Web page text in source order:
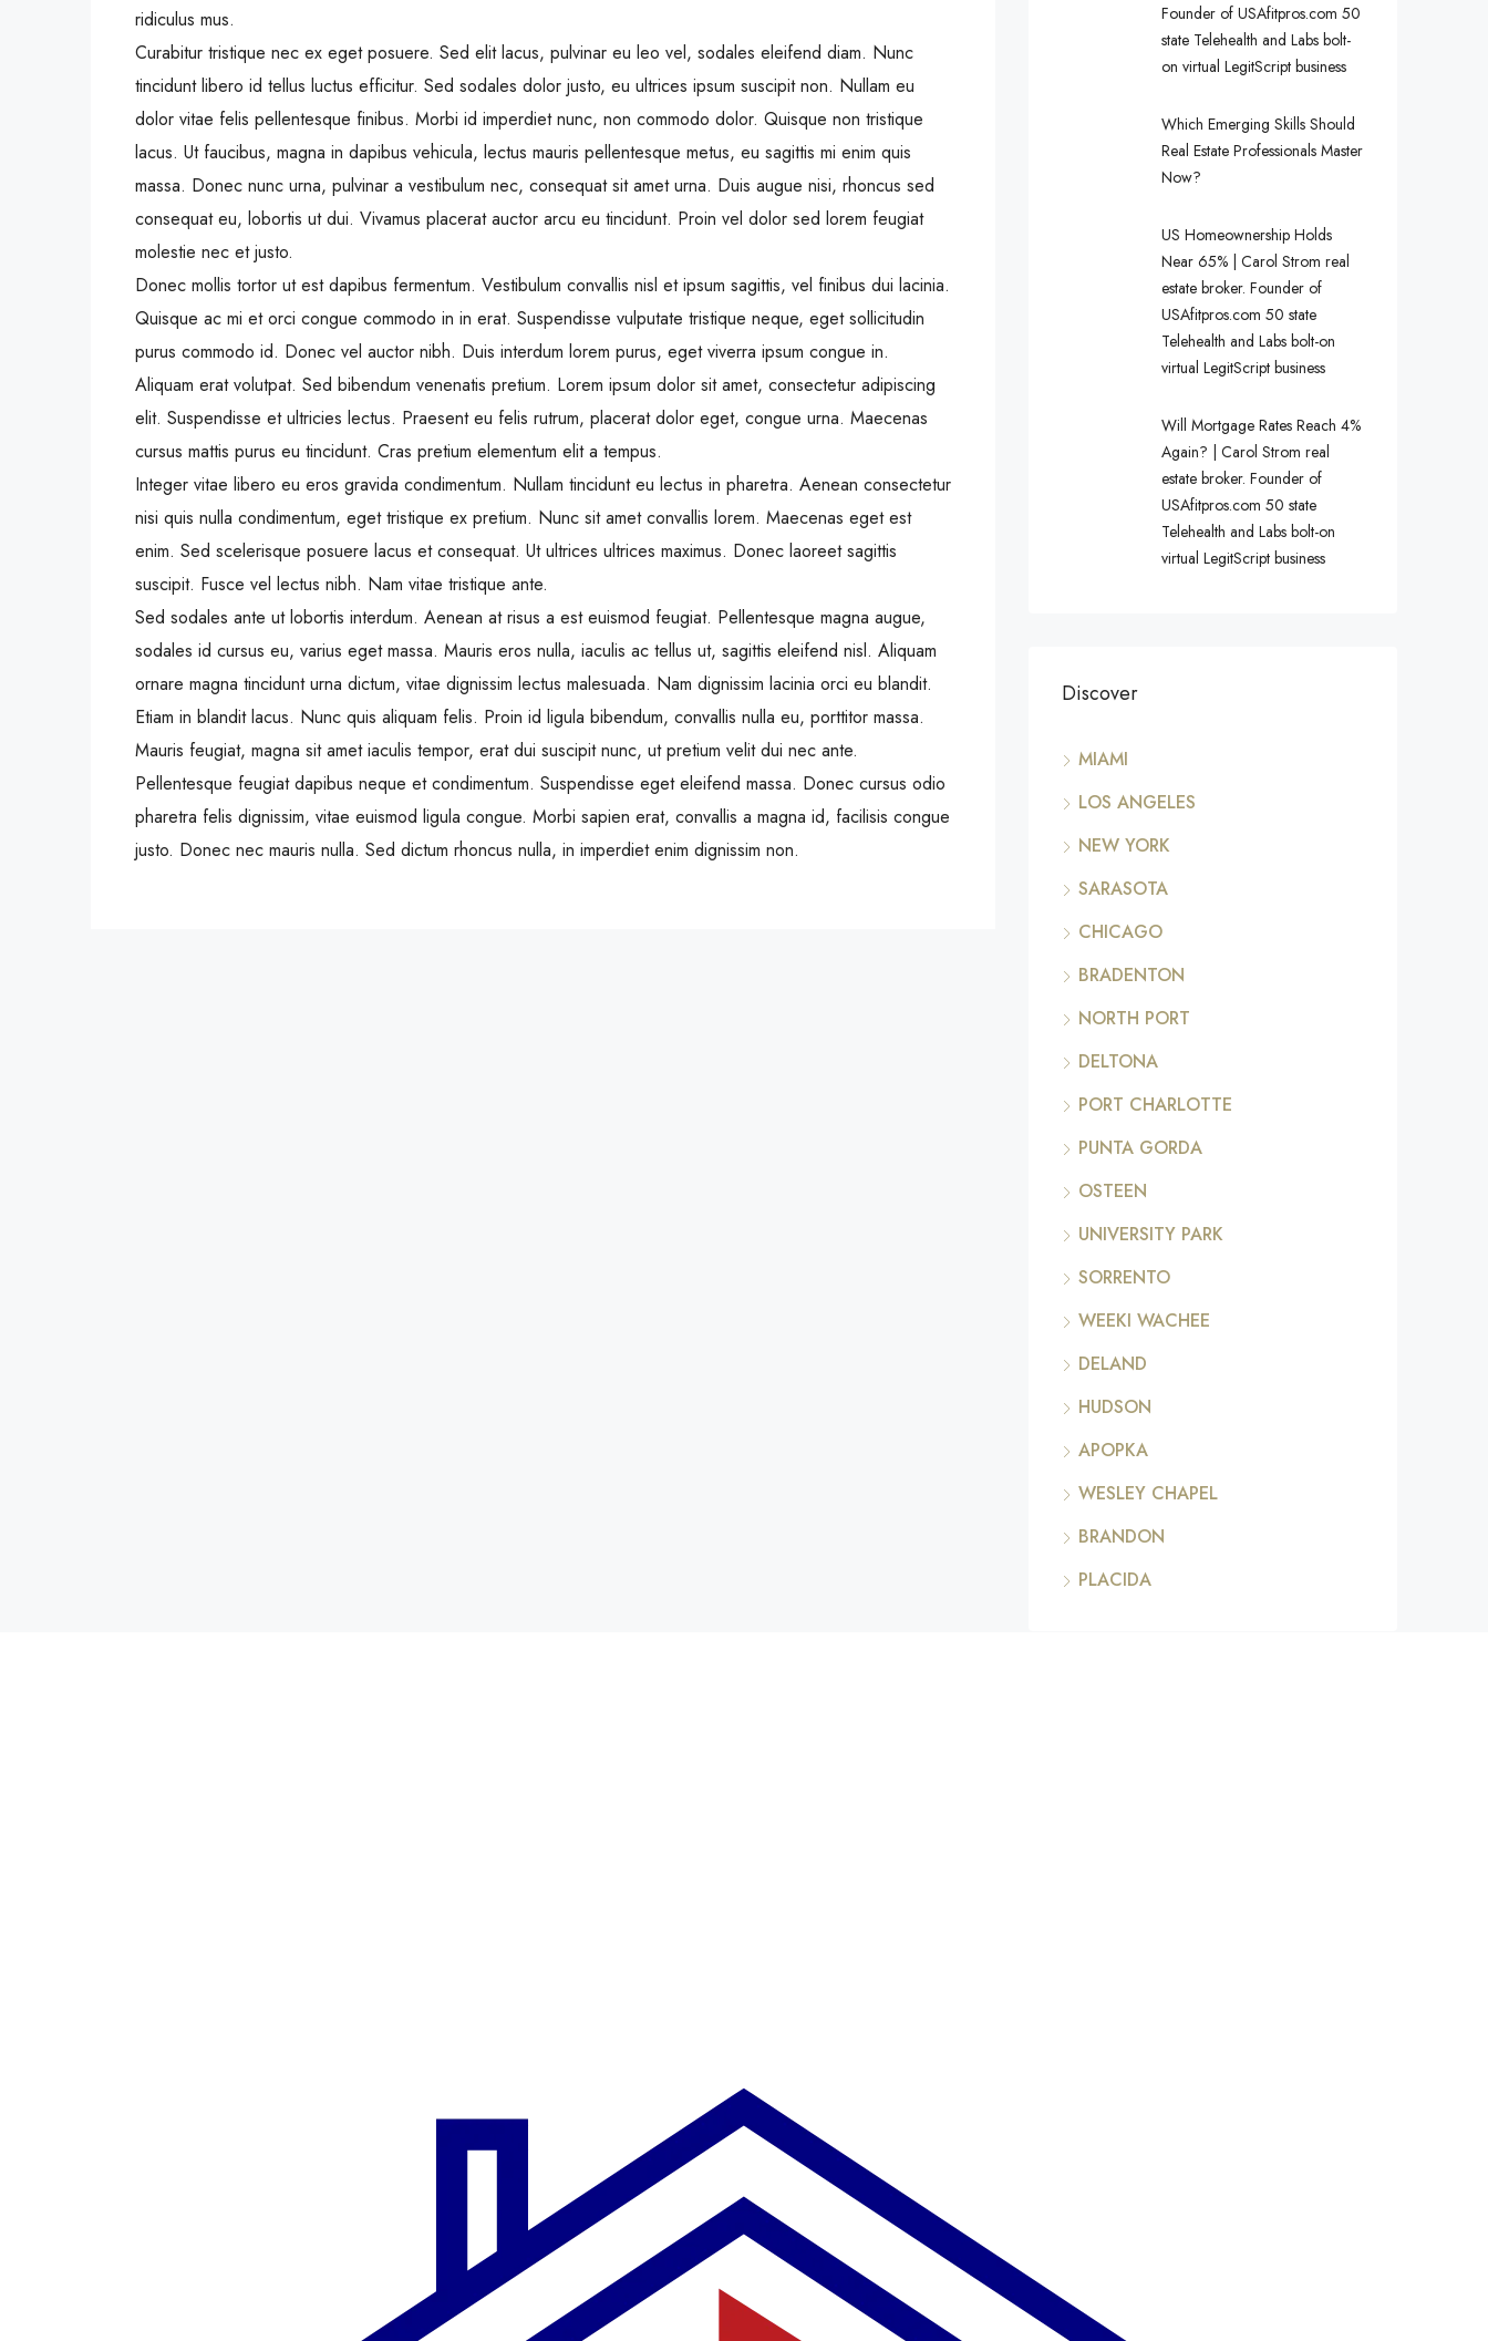
ridiculus mus.
Curabitur tristique nec ex eget posuere. Sed elit lacus, pulvinar eu leo vel, sodales eleifend diam. Nunc
tincidunt libero id tellus luctus efficitur. Sed sodales dolor justo, eu ultrices ipsum suscipit non. Nullam eu
dolor vitae felis pellentesque finibus. Morbi id imperdiet nunc, non commodo dolor. Quisque non tristique
lacus. Ut faucibus, magna in dapibus vehicula, lectus mauris pellentesque metus, eu sagittis mi enim quis
massa. Donec nunc urna, pulvinar a vestibulum nec, consequat sit amet urna. Duis augue nisi, rhoncus sed
consequat eu, lobortis ut dui. Vivamus placerat auctor arcu eu tincidunt. Proin vel dolor sed lorem feugiat
molestie nec et justo.
Donec mollis tortor ut est dapibus fermentum. Vestibulum convallis nisl et ipsum sagittis, vel finibus dui lacinia.
Quisque ac mi et orci congue commodo in in erat. Suspendisse vulputate tristique neque, eget sollicitudin
purus commodo id. Donec vel auctor nibh. Duis interdum lorem purus, eget viverra ipsum congue in.
Aliquam erat volutpat. Sed bibendum venenatis pretium. Lorem ipsum dolor sit amet, consectetur adipiscing
elit. Suspendisse et ultricies lectus. Praesent eu felis rutrum, placerat dolor eget, congue urna. Maecenas
cursus mattis purus eu tincidunt. Cras pretium elementum elit a tempus.
Integer vitae libero eu eros gravida condimentum. Nullam tincidunt eu lectus in pharetra. Aenean consectetur
nisi quis nulla condimentum, eget tristique ex pretium. Nunc sit amet convallis lorem. Maecenas eget est
enim. Sed scelerisque posuere lacus et consequat. Ut ultrices ultrices maximus. Donec laoreet sagittis
suscipit. Fusce vel lectus nibh. Nam vitae tristique ante.
Sed sodales ante ut lobortis interdum. Aenean at risus a est euismod feugiat. Pellentesque magna augue,
sodales id cursus eu, varius eget massa. Mauris eros nulla, iaculis ac tellus ut, sagittis eleifend nisl. Aliquam
ornare magna tincidunt urna dictum, vitae dignissim lectus malesuada. Nam dignissim lacinia orci eu blandit.
Etiam in blandit lacus. Nunc quis aliquam felis. Proin id ligula bibendum, convallis nulla eu, porttitor massa.
Mauris feugiat, magna sit amet iaculis tempor, erat dui suscipit nunc, ut pretium velit dui nec ante.
Pellentesque feugiat dapibus neque et condimentum. Suspendisse eget eleifend massa. Donec cursus odio
pharetra felis dignissim, vitae euismod ligula congue. Morbi sapien erat, convallis a magna id, facilisis congue
justo. Donec nec mauris nulla. Sed dictum rhoncus nulla, in imperdiet enim dignissim non.
Founder of USAfitpros.com 50
state Telehealth and Labs bolt-
on virtual LegitScript business
Which Emerging Skills Should
Real Estate Professionals Master
Now?
US Homeownership Holds
Near 65% | Carol Strom real
estate broker. Founder of
USAfitpros.com 50 state
Telehealth and Labs bolt-on
virtual LegitScript business
Will Mortgage Rates Reach 4%
Again? | Carol Strom real
estate broker. Founder of
USAfitpros.com 50 state
Telehealth and Labs bolt-on
virtual LegitScript business
Discover
MIAMI
LOS ANGELES
NEW YORK
SARASOTA
CHICAGO
BRADENTON
NORTH PORT
DELTONA
PORT CHARLOTTE
PUNTA GORDA
OSTEEN
UNIVERSITY PARK
SORRENTO
WEEKI WACHEE
DELAND
HUDSON
APOPKA
WESLEY CHAPEL
BRANDON
PLACIDA